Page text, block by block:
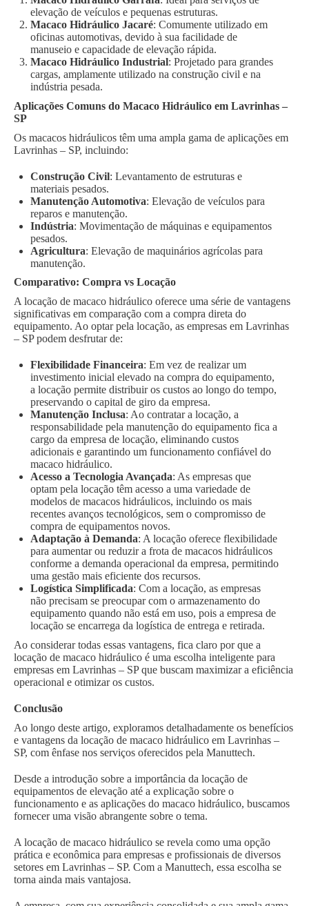
elevação de veículos e pequenas estruturas.
Macaco Hidráulico Jacaré: Comumente utilizado em
oficinas automotivas, devido à sua facilidade de
manuseio e capacidade de elevação rápida.
Macaco Hidráulico Industrial: Projetado para grandes
cargas, amplamente utilizado na construção civil e na
indústria pesada.
Aplicações Comuns do Macaco Hidráulico em Lavrinhas –
SP
Os macacos hidráulicos têm uma ampla gama de aplicações em
Lavrinhas – SP, incluindo:
Construção Civil: Levantamento de estruturas e
materiais pesados.
Manutenção Automotiva: Elevação de veículos para
reparos e manutenção.
Indústria: Movimentação de máquinas e equipamentos
pesados.
Agricultura: Elevação de maquinários agrícolas para
manutenção.
Comparativo: Compra vs Locação
A locação de macaco hidráulico oferece uma série de vantagens
significativas em comparação com a compra direta do
equipamento. Ao optar pela locação, as empresas em Lavrinhas
– SP podem desfrutar de:
Flexibilidade Financeira: Em vez de realizar um
investimento inicial elevado na compra do equipamento,
a locação permite distribuir os custos ao longo do tempo,
preservando o capital de giro da empresa.
Manutenção Inclusa: Ao contratar a locação, a
responsabilidade pela manutenção do equipamento fica a
cargo da empresa de locação, eliminando custos
adicionais e garantindo um funcionamento confiável do
macaco hidráulico.
Acesso a Tecnologia Avançada: As empresas que
optam pela locação têm acesso a uma variedade de
modelos de macacos hidráulicos, incluindo os mais
recentes avanços tecnológicos, sem o compromisso de
compra de equipamentos novos.
Adaptação à Demanda: A locação oferece flexibilidade
para aumentar ou reduzir a frota de macacos hidráulicos
conforme a demanda operacional da empresa, permitindo
uma gestão mais eficiente dos recursos.
Logística Simplificada: Com a locação, as empresas
não precisam se preocupar com o armazenamento do
equipamento quando não está em uso, pois a empresa de
locação se encarrega da logística de entrega e retirada.
Ao considerar todas essas vantagens, fica claro por que a
locação de macaco hidráulico é uma escolha inteligente para
empresas em Lavrinhas – SP que buscam maximizar a eficiência
operacional e otimizar os custos.
Conclusão
Ao longo deste artigo, exploramos detalhadamente os benefícios
e vantagens da locação de macaco hidráulico em Lavrinhas –
SP, com ênfase nos serviços oferecidos pela Manuttech.
Desde a introdução sobre a importância da locação de
equipamentos de elevação até a explicação sobre o
funcionamento e as aplicações do macaco hidráulico, buscamos
fornecer uma visão abrangente sobre o tema.
A locação de macaco hidráulico se revela como uma opção
prática e econômica para empresas e profissionais de diversos
setores em Lavrinhas – SP. Com a Manuttech, essa escolha se
torna ainda mais vantajosa.